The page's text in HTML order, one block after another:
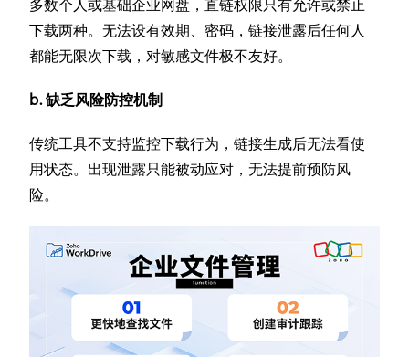
多数个人或基础企业网盘，直链权限只有允许或禁止
下载两种。无法设有效期、密码，链接泄露后任何人
都能无限次下载，对敏感文件极不友好。
b. 缺乏风险防控机制
传统工具不支持监控下载行为，链接生成后无法看使
用状态。出现泄露只能被动应对，无法提前预防风
险。